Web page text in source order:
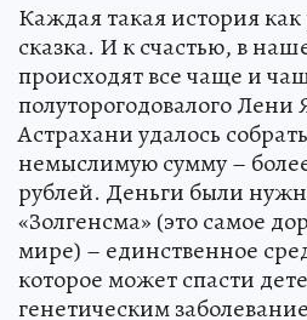
Каждая такая история
сказка. И к счастью, в
происходят все чаще и
полуторогодовалого Лени
Астрахани удалось
немыслимую сумму –
рублей. Деньги были
«Золгенсма» (это самое
мире) – единственное
которое может спасти
генетическим